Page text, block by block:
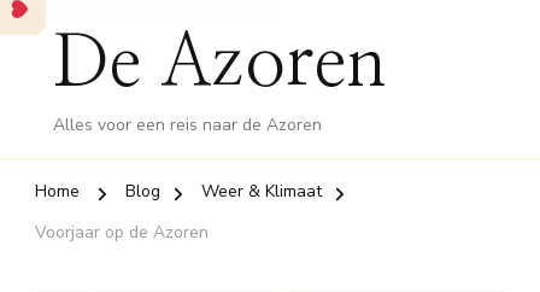
De Azoren
Alles voor een reis naar de Azoren
Home Blog
Weer & Klimaat
Voorjaar op de Azoren